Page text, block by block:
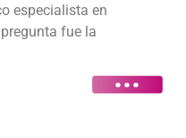
especialista en
fue la